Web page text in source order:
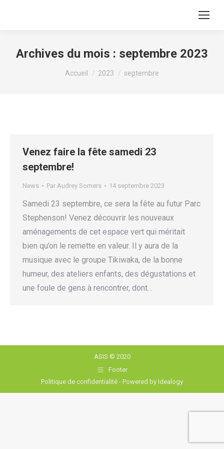
Archives du mois : septembre 2023
Vous êtes ici :
Accueil 2023 septembre
Venez faire la fête samedi 23
septembre!
News Par Audrey Somers 14 septembre 2023
Samedi 23 septembre, ce sera la fête au futur Parc
Stephenson! Venez découvrir les nouveaux
aménagements de cet espace vert qui méritait
bien qu’on le remette en valeur. Il y aura de la
musique avec le groupe Tikiwaka, de la bonne
humeur, des ateliers enfants, des dégustations et
une foule de gens à rencontrer, dont…
ASIS © 2020
Footer
Politique de confidentialité - Powered by Idealogy